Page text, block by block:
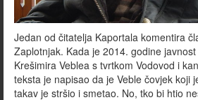
Jedan od čitatelja Kaportala komentira
Zaplotnjak. Kada je 2014. godine
Krešimira Veblea s tvrtkom Vodovod i
teksta je napisao da je Veble čovjek koji
takav je stršio i smetao. No, tko bi htio